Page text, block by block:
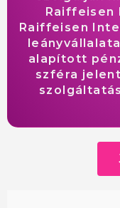
Raiffeisen
Raiffeisen
alapított
szféra